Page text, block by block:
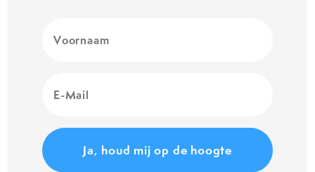
(Vereist)
Mail